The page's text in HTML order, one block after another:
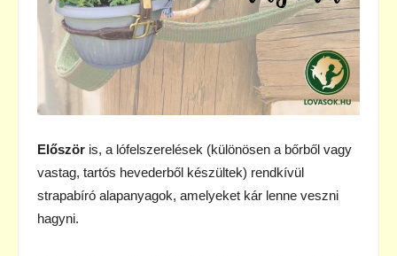
Először is, a lófelszerelések (különösen a bőrből vagy
vastag, tartós hevederből készültek) rendkívül
strapabíró alapanyagok, amelyeket kár lenne veszni
hagyni.